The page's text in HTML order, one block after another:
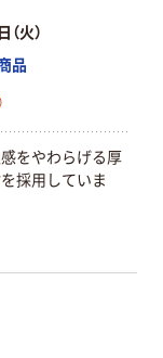
火）
品
をやわらげる厚
採用していま